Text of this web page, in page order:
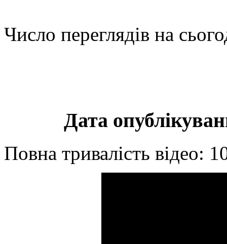
Число переглядів на
Дата
Повна тривалість відео: